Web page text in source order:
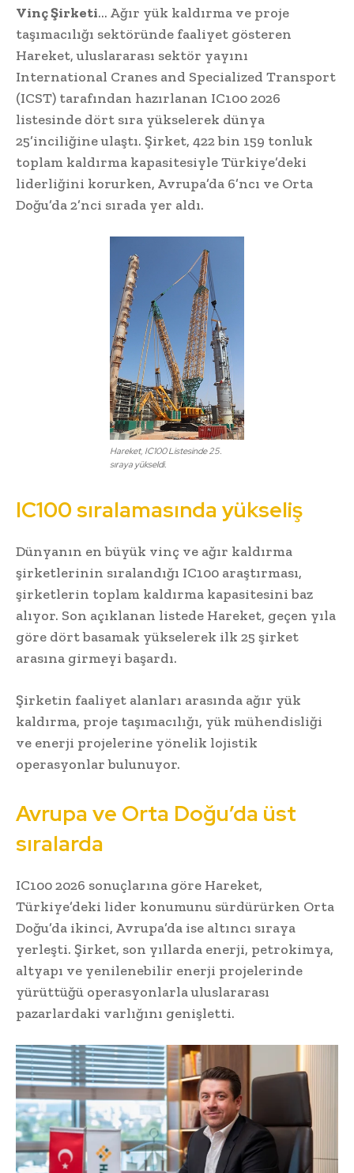
Vinç Şirketi… Ağır yük kaldırma ve proje
taşımacılığı sektöründe faaliyet gösteren
Hareket, uluslararası sektör yayını
International Cranes and Specialized Transport
(ICST) tarafından hazırlanan IC100 2026
listesinde dört sıra yükselerek dünya
25’inciliğine ulaştı. Şirket, 422 bin 159 tonluk
toplam kaldırma kapasitesiyle Türkiye’deki
liderliğini korurken, Avrupa’da 6’ncı ve Orta
Doğu’da 2’nci sırada yer aldı.
Hareket, IC100 Listesinde 25.
sıraya yükseldi.
IC100 sıralamasında yükseliş
Dünyanın en büyük vinç ve ağır kaldırma
şirketlerinin sıralandığı IC100 araştırması,
şirketlerin toplam kaldırma kapasitesini baz
alıyor. Son açıklanan listede Hareket, geçen yıla
göre dört basamak yükselerek ilk 25 şirket
arasına girmeyi başardı.
Şirketin faaliyet alanları arasında ağır yük
kaldırma, proje taşımacılığı, yük mühendisliği
ve enerji projelerine yönelik lojistik
operasyonlar bulunuyor.
Avrupa ve Orta Doğu’da üst
sıralarda
IC100 2026 sonuçlarına göre Hareket,
Türkiye’deki lider konumunu sürdürürken Orta
Doğu’da ikinci, Avrupa’da ise altıncı sıraya
yerleşti. Şirket, son yıllarda enerji, petrokimya,
altyapı ve yenilenebilir enerji projelerinde
yürüttüğü operasyonlarla uluslararası
pazarlardaki varlığını genişletti.